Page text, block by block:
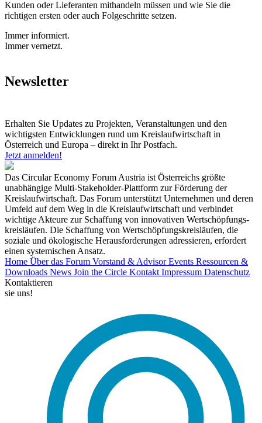
Kunden oder Lieferanten mithandeln müssen und wie Sie die
richtigen ersten oder auch Folgeschritte setzen.
Immer informiert.
Immer vernetzt.
Newsletter
Erhalten Sie Updates zu Projekten, Veranstaltungen und den
wichtigsten Entwicklungen rund um Kreislaufwirtschaft in
Österreich und Europa – direkt in Ihr Postfach.
Jetzt anmelden!
Das Circular Economy Forum Austria ist Österreichs größte
unabhängige Multi-Stakeholder-Plattform zur Förderung der
Kreislaufwirtschaft. Das Forum unterstützt Unternehmen und deren
Umfeld auf dem Weg in die Kreislaufwirtschaft und verbindet
wichtige Akteure zur Schaffung von innovativen Wertschöpfungs-
kreisläufen. Die Schaffung von Wertschöpfungskreisläufen, die
soziale und ökologische Herausforderungen adressieren, erfordert
einen systemischen Ansatz.
Home Über das Forum Vorstand & AdvisorEvents Ressourcen &
Downloads News Join the Circle Kontakt Impressum Datenschutz
Kontaktieren
sie uns!